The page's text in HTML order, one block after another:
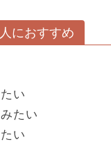
におすすめ
い
たい
い